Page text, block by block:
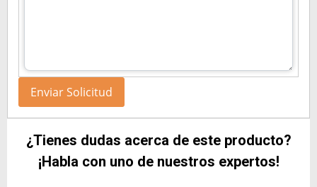
¿Tienes dudas acerca de este producto?
¡Habla con uno de nuestros expertos!